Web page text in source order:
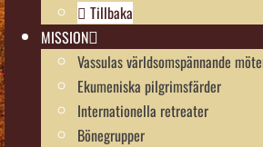
Tillbaka
MISSION
Vassulas världsomspännande
Ekumeniska pilgrimsfärder
Internationella retreater
Bönegrupper